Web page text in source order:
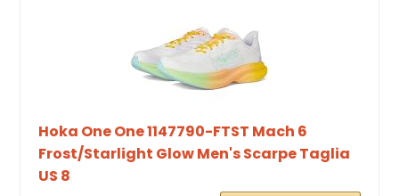
Hoka One One 1147790-FTST Mach 6
Frost/Starlight Glow Men's Scarpe Taglia
US 8